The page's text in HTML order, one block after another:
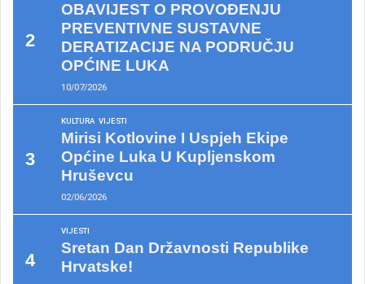
OBAVIJEST O PROVOĐENJU
PREVENTIVNE SUSTAVNE
DERATIZACIJE NA PODRUČJU
OPĆINE LUKA
10/07/2026
KULTURA VIJESTI
Mirisi Kotlovine I Uspjeh Ekipe
Općine Luka U Kupljenskom
Hruševcu
02/06/2026
VIJESTI
Sretan Dan Državnosti Republike
Hrvatske!